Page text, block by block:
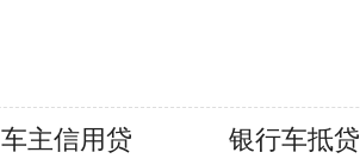
车主信用贷 银行车抵贷